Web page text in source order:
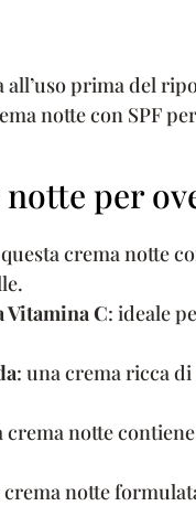
all’uso prima del
notte con SPF
per
crema notte
Vitamina C: ideale
: una crema ricca
crema notte
crema notte